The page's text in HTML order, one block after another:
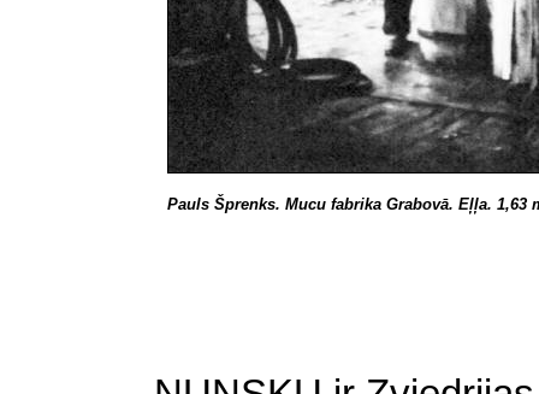
Pauls Šprenks. Mucu fabrika Grabovā. Eļļa. 1,63